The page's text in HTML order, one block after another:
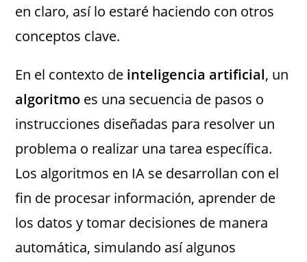
en claro, así lo estaré haciendo con otros
conceptos clave.
En el contexto de inteligencia artificial, un
algoritmo es una secuencia de pasos o
instrucciones diseñadas para resolver un
problema o realizar una tarea específica.
Los algoritmos en IA se desarrollan con el
fin de procesar información, aprender de
los datos y tomar decisiones de manera
automática, simulando así algunos